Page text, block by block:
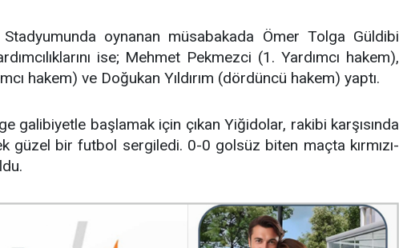
oynanan müsabakada Ömer Tolga Güldibi
ise; Mehmet Pekmezci (1. Yardımcı hakem),
hakem) ve Doğukan Yıldırım (dördüncü hakem) yaptı.
galibiyetle başlamak için çıkan Yiğidolar, rakibi karşısında
güzel bir futbol sergiledi. 0-0 golsüz biten maçta kırmızı-